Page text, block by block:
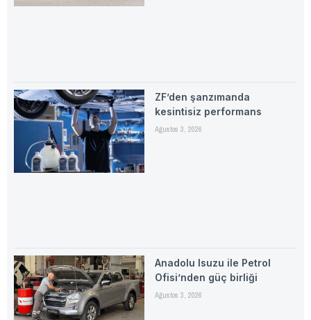
ZF’den şanzımanda
kesintisiz performans
Ağustos 3, 2026
Anadolu Isuzu ile Petrol
Ofisi’nden güç birliği
Ağustos 3, 2026